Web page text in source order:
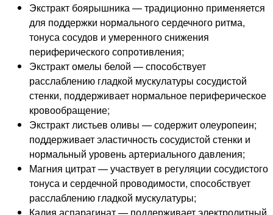
Экстракт боярышника — традиционно применяется
для поддержки нормального сердечного ритма,
тонуса сосудов и умеренного снижения
периферического сопротивления;
Экстракт омелы белой — способствует
расслаблению гладкой мускулатуры сосудистой
стенки, поддерживает нормальное периферическое
кровообращение;
Экстракт листьев оливы — содержит олеуропеин;
поддерживает эластичность сосудистой стенки и
нормальный уровень артериального давления;
Магния цитрат — участвует в регуляции сосудистого
тонуса и сердечной проводимости, способствует
расслаблению гладкой мускулатуры;